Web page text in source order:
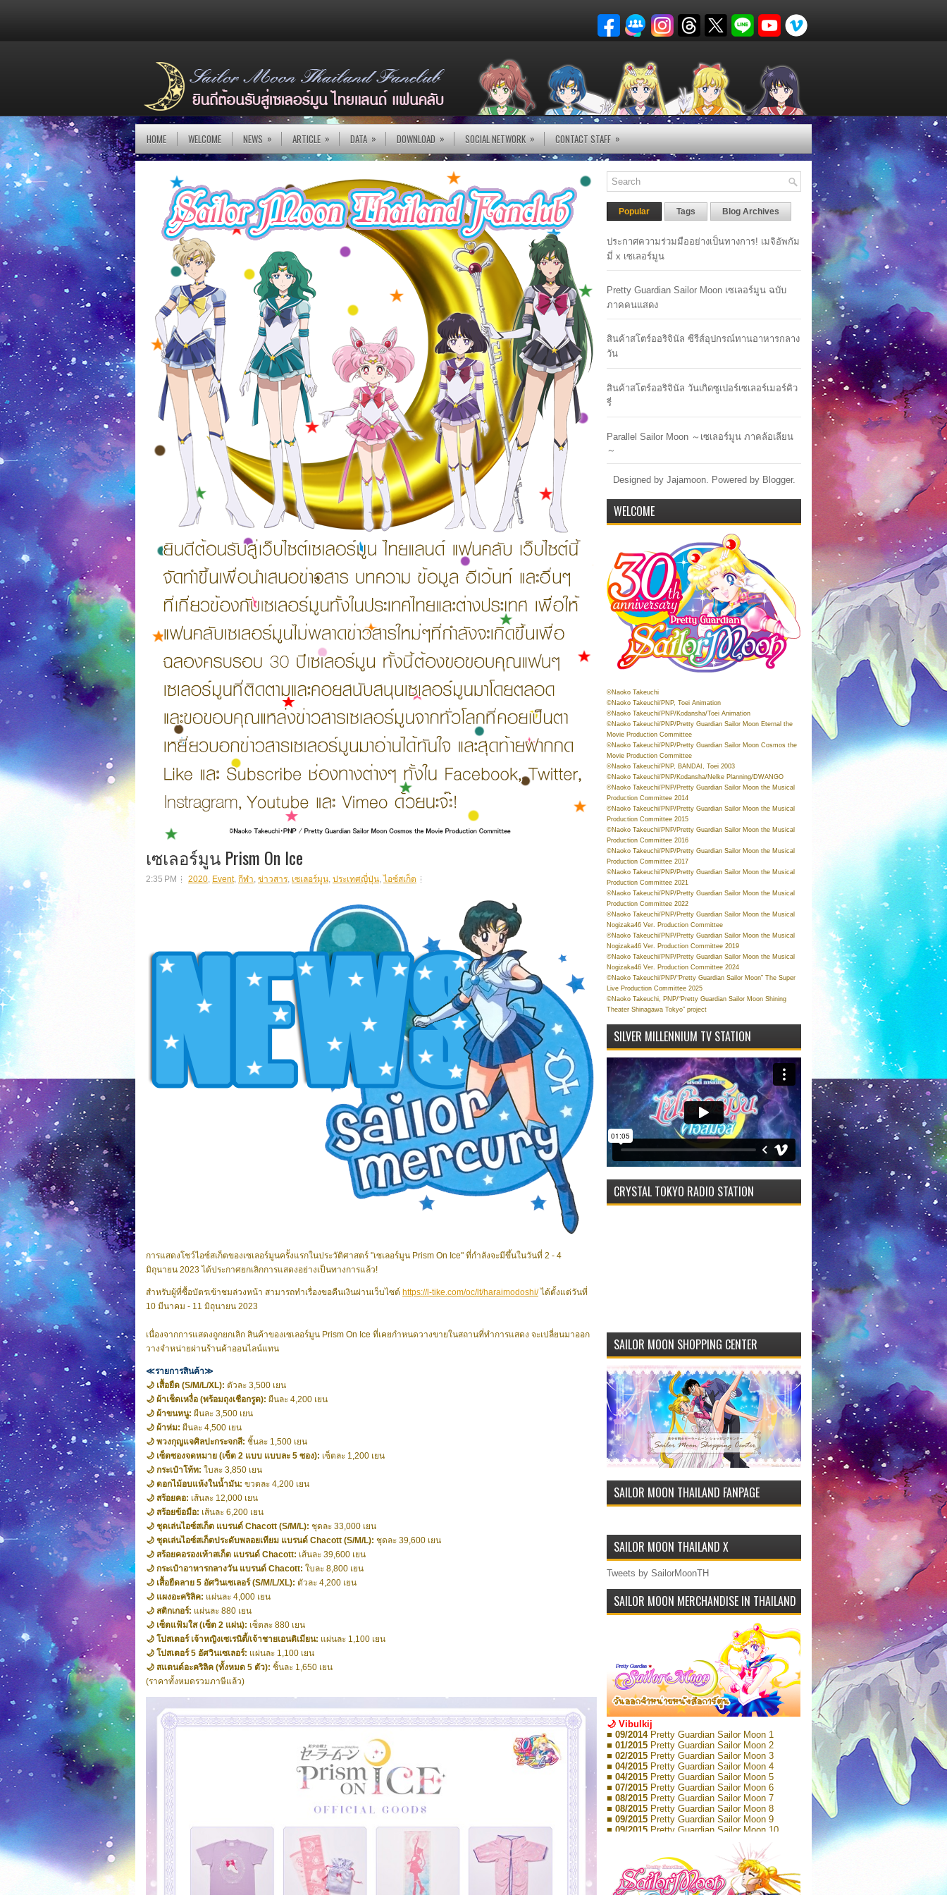
HOME WELCOME NEWS » ARTICLE » DATA » DOWNLOAD » SOCIAL NETWORK » CONTACT STAFF »
เซเลอร์มูน Prism On Ice
2:35 PM 2020, Event, กีฬา, ข่าวสาร, เซเลอร์มูน, ประเทศญี่ปุ่น, ไอซ์สเก็ต
การแสดงโชว์ไอซ์สเก็ตของเซเลอร์มูนครั้งแรกในประวัติศาสตร์ "เซเลอร์มูน Prism On Ice" ที่กำลังจะมีขึ้นในวันที่ 2 - 4
มิถุนายน 2023 ได้ประกาศยกเลิกการแสดงอย่างเป็นทางการแล้ว!
สำหรับผู้ที่ซื้อบัตรเข้าชมล่วงหน้า สามารถทำเรื่องขอคืนเงินผ่านเว็บไซต์ https://l-tike.com/oc/lt/haraimodoshi/ได้ตั้งแต่วันที่
10 มีนาคม - 11 มิถุนายน 2023
เนื่องจากการแสดงถูกยกเลิก สินค้าของเซเลอร์มูน Prism On Ice ที่เคยกำหนดวางขายในสถานที่ทำการแสดง จะเปลี่ยนมาออก
วางจำหน่ายผ่านร้านค้าออนไลน์แทน
≪รายการสินค้า≫
🌙 เสื้อยืด (S/M/L/XL): ตัวละ 3,500 เยน
🌙 ผ้าเช็ดเหงื่อ (พร้อมถุงเชือกรูด): ผืนละ 4,200 เยน
🌙 ผ้าขนหนู: ผืนละ 3,500 เยน
🌙 ผ้าห่ม: ผืนละ 4,500 เยน
🌙 พวงกุญแจศิลปะกระจกสี: ชิ้นละ 1,500 เยน
🌙 เซ็ตซองจดหมาย (เซ็ต 2 แบบ แบบละ 5 ซอง): เซ็ตละ 1,200 เยน
🌙 กระเป๋าโท้ท: ใบละ 3,850 เยน
🌙 ดอกไม้อบแห้งในน้ำมัน: ขวดละ 4,200 เยน
🌙 สร้อยคอ: เส้นละ 12,000 เยน
🌙 สร้อยข้อมือ: เส้นละ 6,200 เยน
🌙 ชุดเล่นไอซ์สเก็ต แบรนด์ Chacott (S/M/L): ชุดละ 33,000 เยน
🌙 ชุดเล่นไอซ์สเก็ตประดับพลอยเทียม แบรนด์ Chacott (S/M/L): ชุดละ 39,600 เยน
🌙 สร้อยคอรองเท้าสเก็ต แบรนด์ Chacott: เส้นละ 39,600 เยน
🌙 กระเป๋าอาหารกลางวัน แบรนด์ Chacott: ใบละ 8,800 เยน
🌙 เสื้อยืดลาย 5 อัศวินเซเลอร์ (S/M/L/XL): ตัวละ 4,200 เยน
🌙 แผงอะคริลิค: แผ่นละ 4,000 เยน
🌙 สติกเกอร์: แผ่นละ 880 เยน
🌙 เซ็ตแฟ้มใส (เซ็ต 2 แผ่น): เซ็ตละ 880 เยน
🌙 โปสเตอร์ เจ้าหญิงเซเรนิตี้/เจ้าชายเอนดิเมียน: แผ่นละ 1,100 เยน
🌙 โปสเตอร์ 5 อัศวินเซเลอร์: แผ่นละ 1,100 เยน
🌙 สแตนด์อะคริลิค (ทั้งหมด 5 ตัว): ชิ้นละ 1,650 เยน
(ราคาทั้งหมดรวมภาษีแล้ว)
Popular Tags Blog Archives
ประกาศความร่วมมืออย่างเป็นทางการ! เมจิอัพกัม
มี่ x เซเลอร์มูน
Pretty Guardian Sailor Moon เซเลอร์มูน ฉบับ
ภาคคนแสดง
สินค้าสโตร์ออริจินัล ซีรีส์อุปกรณ์ทานอาหารกลาง
วัน
สินค้าสโตร์ออริจินัล วันเกิดซูเปอร์เซเลอร์เมอร์คิว
รี่
Parallel Sailor Moon ～เซเลอร์มูน ภาคล้อเลียน
～
Designed by Jajamoon. Powered by Blogger.
WELCOME
©Naoko Takeuchi
©Naoko Takeuchi/PNP, Toei Animation
©Naoko Takeuchi/PNP/Kodansha/Toei Animation
©Naoko Takeuchi/PNP/Pretty Guardian Sailor Moon Eternal the
Movie Production Committee
©Naoko Takeuchi/PNP/Pretty Guardian Sailor Moon Cosmos the
Movie Production Committee
©Naoko Takeuchi/PNP, BANDAI, Toei 2003
©Naoko Takeuchi/PNP/Kodansha/Nelke Planning/DWANGO
©Naoko Takeuchi/PNP/Pretty Guardian Sailor Moon the Musical
Production Committee 2014
©Naoko Takeuchi/PNP/Pretty Guardian Sailor Moon the Musical
Production Committee 2015
©Naoko Takeuchi/PNP/Pretty Guardian Sailor Moon the Musical
Production Committee 2016
©Naoko Takeuchi/PNP/Pretty Guardian Sailor Moon the Musical
Production Committee 2017
©Naoko Takeuchi/PNP/Pretty Guardian Sailor Moon the Musical
Production Committee 2021
©Naoko Takeuchi/PNP/Pretty Guardian Sailor Moon the Musical
Production Committee 2022
©Naoko Takeuchi/PNP/Pretty Guardian Sailor Moon the Musical
Nogizaka46 Ver. Production Committee
©Naoko Takeuchi/PNP/Pretty Guardian Sailor Moon the Musical
Nogizaka46 Ver. Production Committee 2019
©Naoko Takeuchi/PNP/Pretty Guardian Sailor Moon the Musical
Nogizaka46 Ver. Production Committee 2024
©Naoko Takeuchi/PNP/“Pretty Guardian Sailor Moon” The Super
Live Production Committee 2025
©Naoko Takeuchi, PNP/“Pretty Guardian Sailor Moon Shining
Theater Shinagawa Tokyo” project
SILVER MILLENNIUM TV STATION
CRYSTAL TOKYO RADIO STATION
SAILOR MOON SHOPPING CENTER
SAILOR MOON THAILAND FANPAGE
SAILOR MOON THAILAND X
Tweets by SailorMoonTH
SAILOR MOON MERCHANDISE IN THAILAND
🌙 Vibulkij
■ 09/2014 Pretty Guardian Sailor Moon 1
■ 01/2015 Pretty Guardian Sailor Moon 2
■ 02/2015 Pretty Guardian Sailor Moon 3
■ 04/2015 Pretty Guardian Sailor Moon 4
■ 04/2015 Pretty Guardian Sailor Moon 5
■ 07/2015 Pretty Guardian Sailor Moon 6
■ 08/2015 Pretty Guardian Sailor Moon 7
■ 08/2015 Pretty Guardian Sailor Moon 8
■ 09/2015 Pretty Guardian Sailor Moon 9
■ 09/2015 Pretty Guardian Sailor Moon 10
Pretty Guardian Sailor Moon 11
Pretty Guardian Sailor Moon 12
Pretty Guardian Sailor Moon Short
Stories 1
■ 09/2018Pretty Guardian Sailor Moon Short